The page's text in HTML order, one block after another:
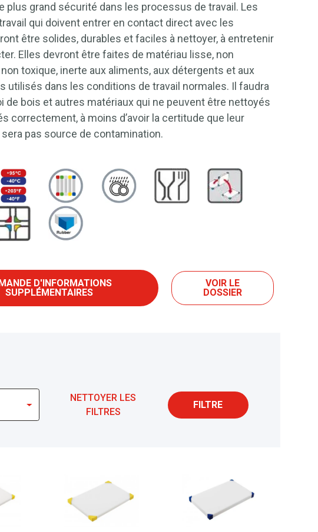
plus grand sécurité dans les processus de travail. Les
qui doivent entrer en contact direct avec les
être solides, durables et faciles à nettoyer, à entretenir
Elles devront être faites de matériau lisse, non
toxique, inerte aux aliments, aux détergents et aux
utilisés dans les conditions de travail normales. Il faudra
de bois et autres matériaux qui ne peuvent être nettoyés
correctement, à moins d’avoir la certitude que leur
pas source de contamination.
D'INFORMATIONS
SUPPLÉMENTAIRES
VOIR LE
DOSSIER
NETTOYER LES
FILTRES
FILTRE